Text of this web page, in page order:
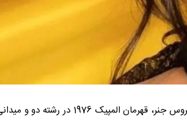
کایلی جنر در تاریخ 10 آگوست 1997 در آمریکا به دنیا آمد. او یک مدل است و فرزند کوچک بروس جنر، قهرمان المپیک